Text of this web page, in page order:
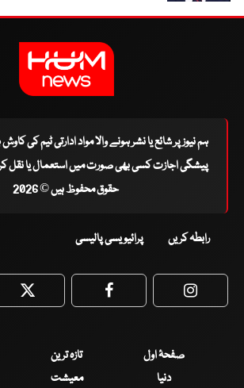
ہم نیوز پر شائع یا نشر ہونے والا مواد ادارتی ٹیم کی
پیشگی اجازت کسی بھی صورت میں استعمال یا نقل
حقوق محفوظ ہیں © 2026
رابطہ کریں پرائیویسی پالیسی
Twitter Facebook
صفحۂ اول تازہ ترین
دنیا
معیشت